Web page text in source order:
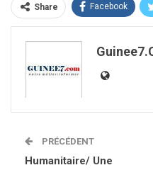
Share Facebook
PRÉCÉDENT
Humanitaire/ Une